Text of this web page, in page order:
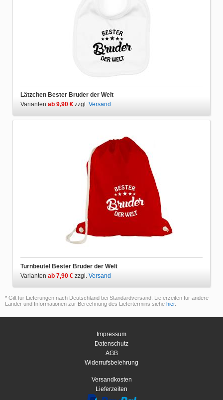
Lätzchen Bester Bruder der Welt
Varianten ab 9,90 € zzgl. Versand
Turnbeutel Bester Bruder der Welt
Varianten ab 7,90 € zzgl. Versand
* Gilt für Lieferungen nach Deutschland bei Standardversand. Lieferzeiten für andere
Länder und Informationen zur Berechnung des Liefertermins siehe hier.
Impressum
Datenschutz
AGB
Widerrufsbelehrung
Versandkosten
Lieferzeiten